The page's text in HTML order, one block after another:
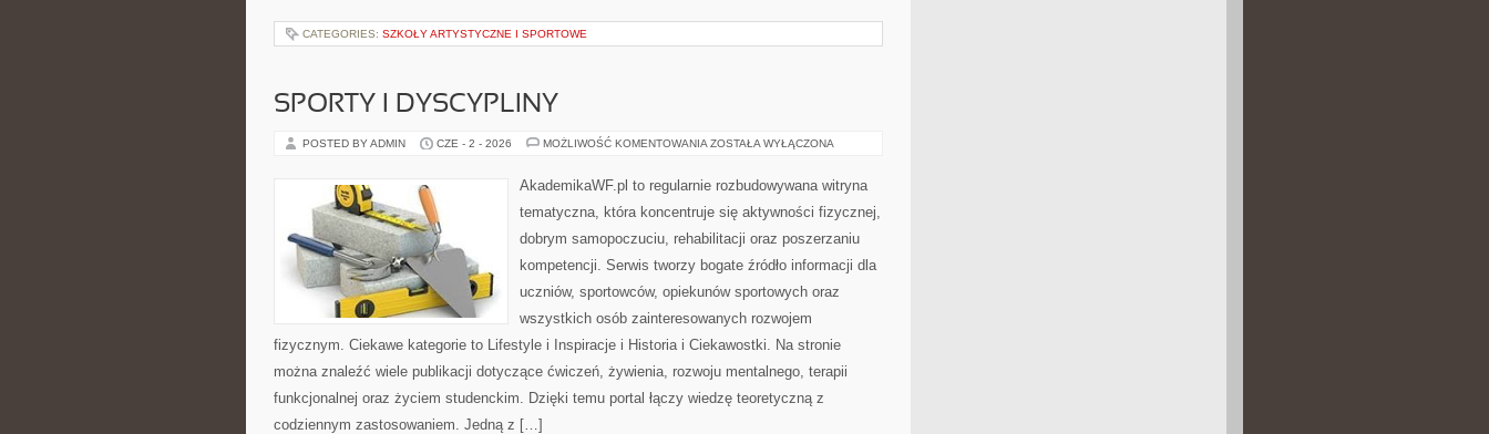
CATEGORIES: SZKOŁY ARTYSTYCZNE I SPORTOWE
SPORTY I DYSCYPLINY
POSTED BY ADMIN CZE - 2 - 2026 MOŻLIWOŚĆ KOMENTOWANIA SPORTY
ZOSTAŁA WYŁĄCZONA
AkademikaWF.pl to regularnie rozbudowywana witryna
tematyczna, która koncentruje się aktywności fizycznej,
dobrym samopoczuciu, rehabilitacji oraz poszerzaniu
kompetencji. Serwis tworzy bogate źródło informacji dla
uczniów, sportowców, opiekunów sportowych oraz
wszystkich osób zainteresowanych rozwojem
fizycznym. Ciekawe kategorie to Lifestyle i Inspiracje i Historia i Ciekawostki. Na stronie
można znaleźć wiele publikacji dotyczące ćwiczeń, żywienia, rozwoju mentalnego, terapii
funkcjonalnej oraz życiem studenckim. Dzięki temu portal łączy wiedzę teoretyczną z
codziennym zastosowaniem. Jedną z […]